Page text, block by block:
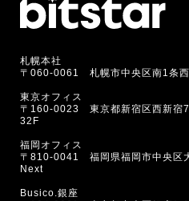
札幌本社
〒060-0061 札幌市中央区南1条
東京オフィス
〒160-0023 東京都新宿区西新宿
32F
福岡オフィス
〒810-0041 福岡県福岡市中央区
Next
Busico.銀座